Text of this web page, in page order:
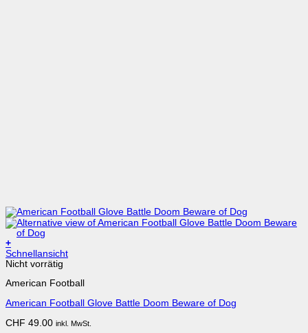
+
Dieses
Produkt
mehrere
auf.
Optionen
Schnellansicht
Nicht vorrätig
American Football
American Football Glove Battle Doom Beware of Dog
CHF 49.00 inkl. MwSt.